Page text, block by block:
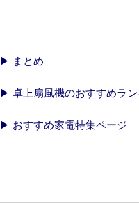
▶ まとめ
▶ 卓上扇風機のおすすめラ
▶ おすすめ家電特集ページ